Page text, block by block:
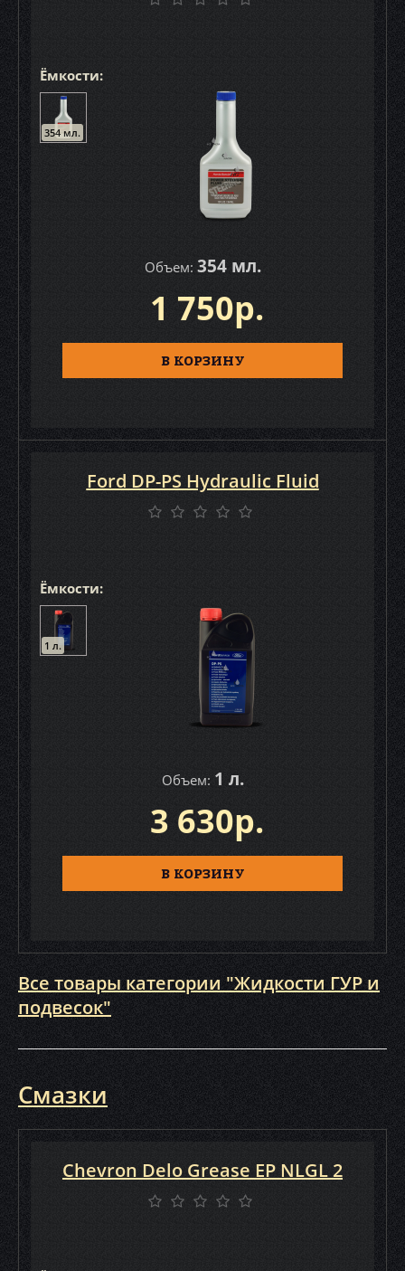
Ёмкости:
354 мл.
Объем: 354 мл.
1 750р.
В КОРЗИНУ
Ёмкости:
1 л.
Объем: 1 л.
Ford DP-PS Hydraulic Fluid
3 630р.
В КОРЗИНУ
Все товары категории "Жидкости ГУР и
подвесок"
Смазки
Chevron Delo Grease EP NLGL 2